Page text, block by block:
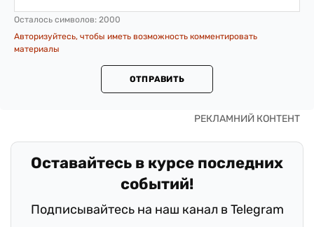
Осталось символов: 2000
Авторизуйтесь, чтобы иметь возможность комментировать
материалы
ОТПРАВИТЬ
Оставайтесь в курсе последних
событий!
Подписывайтесь на наш канал в Telegram